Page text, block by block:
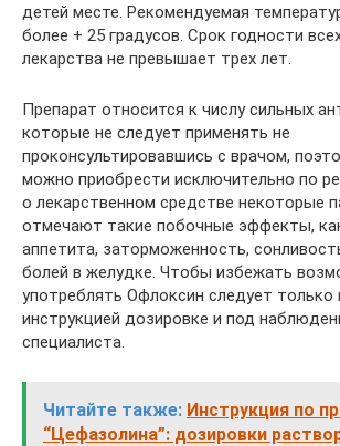
детей месте. Рекомендуемая
более + 25 градусов. Срок годности
лекарства не превышает трех лет.
Препарат относится к числу сильных
которые не следует применять не
проконсультировавшись с врачом,
можно приобрести исключительно по
о лекарственном средстве некоторые
отмечают такие побочные эффекты,
аппетита, заторможенность,
болей в желудке. Чтобы избежать
употреблять Офлоксин следует только
инструкцией дозировке и под
специалиста.
Читайте также: Инструкция по
“Цефазолина”: дозировки